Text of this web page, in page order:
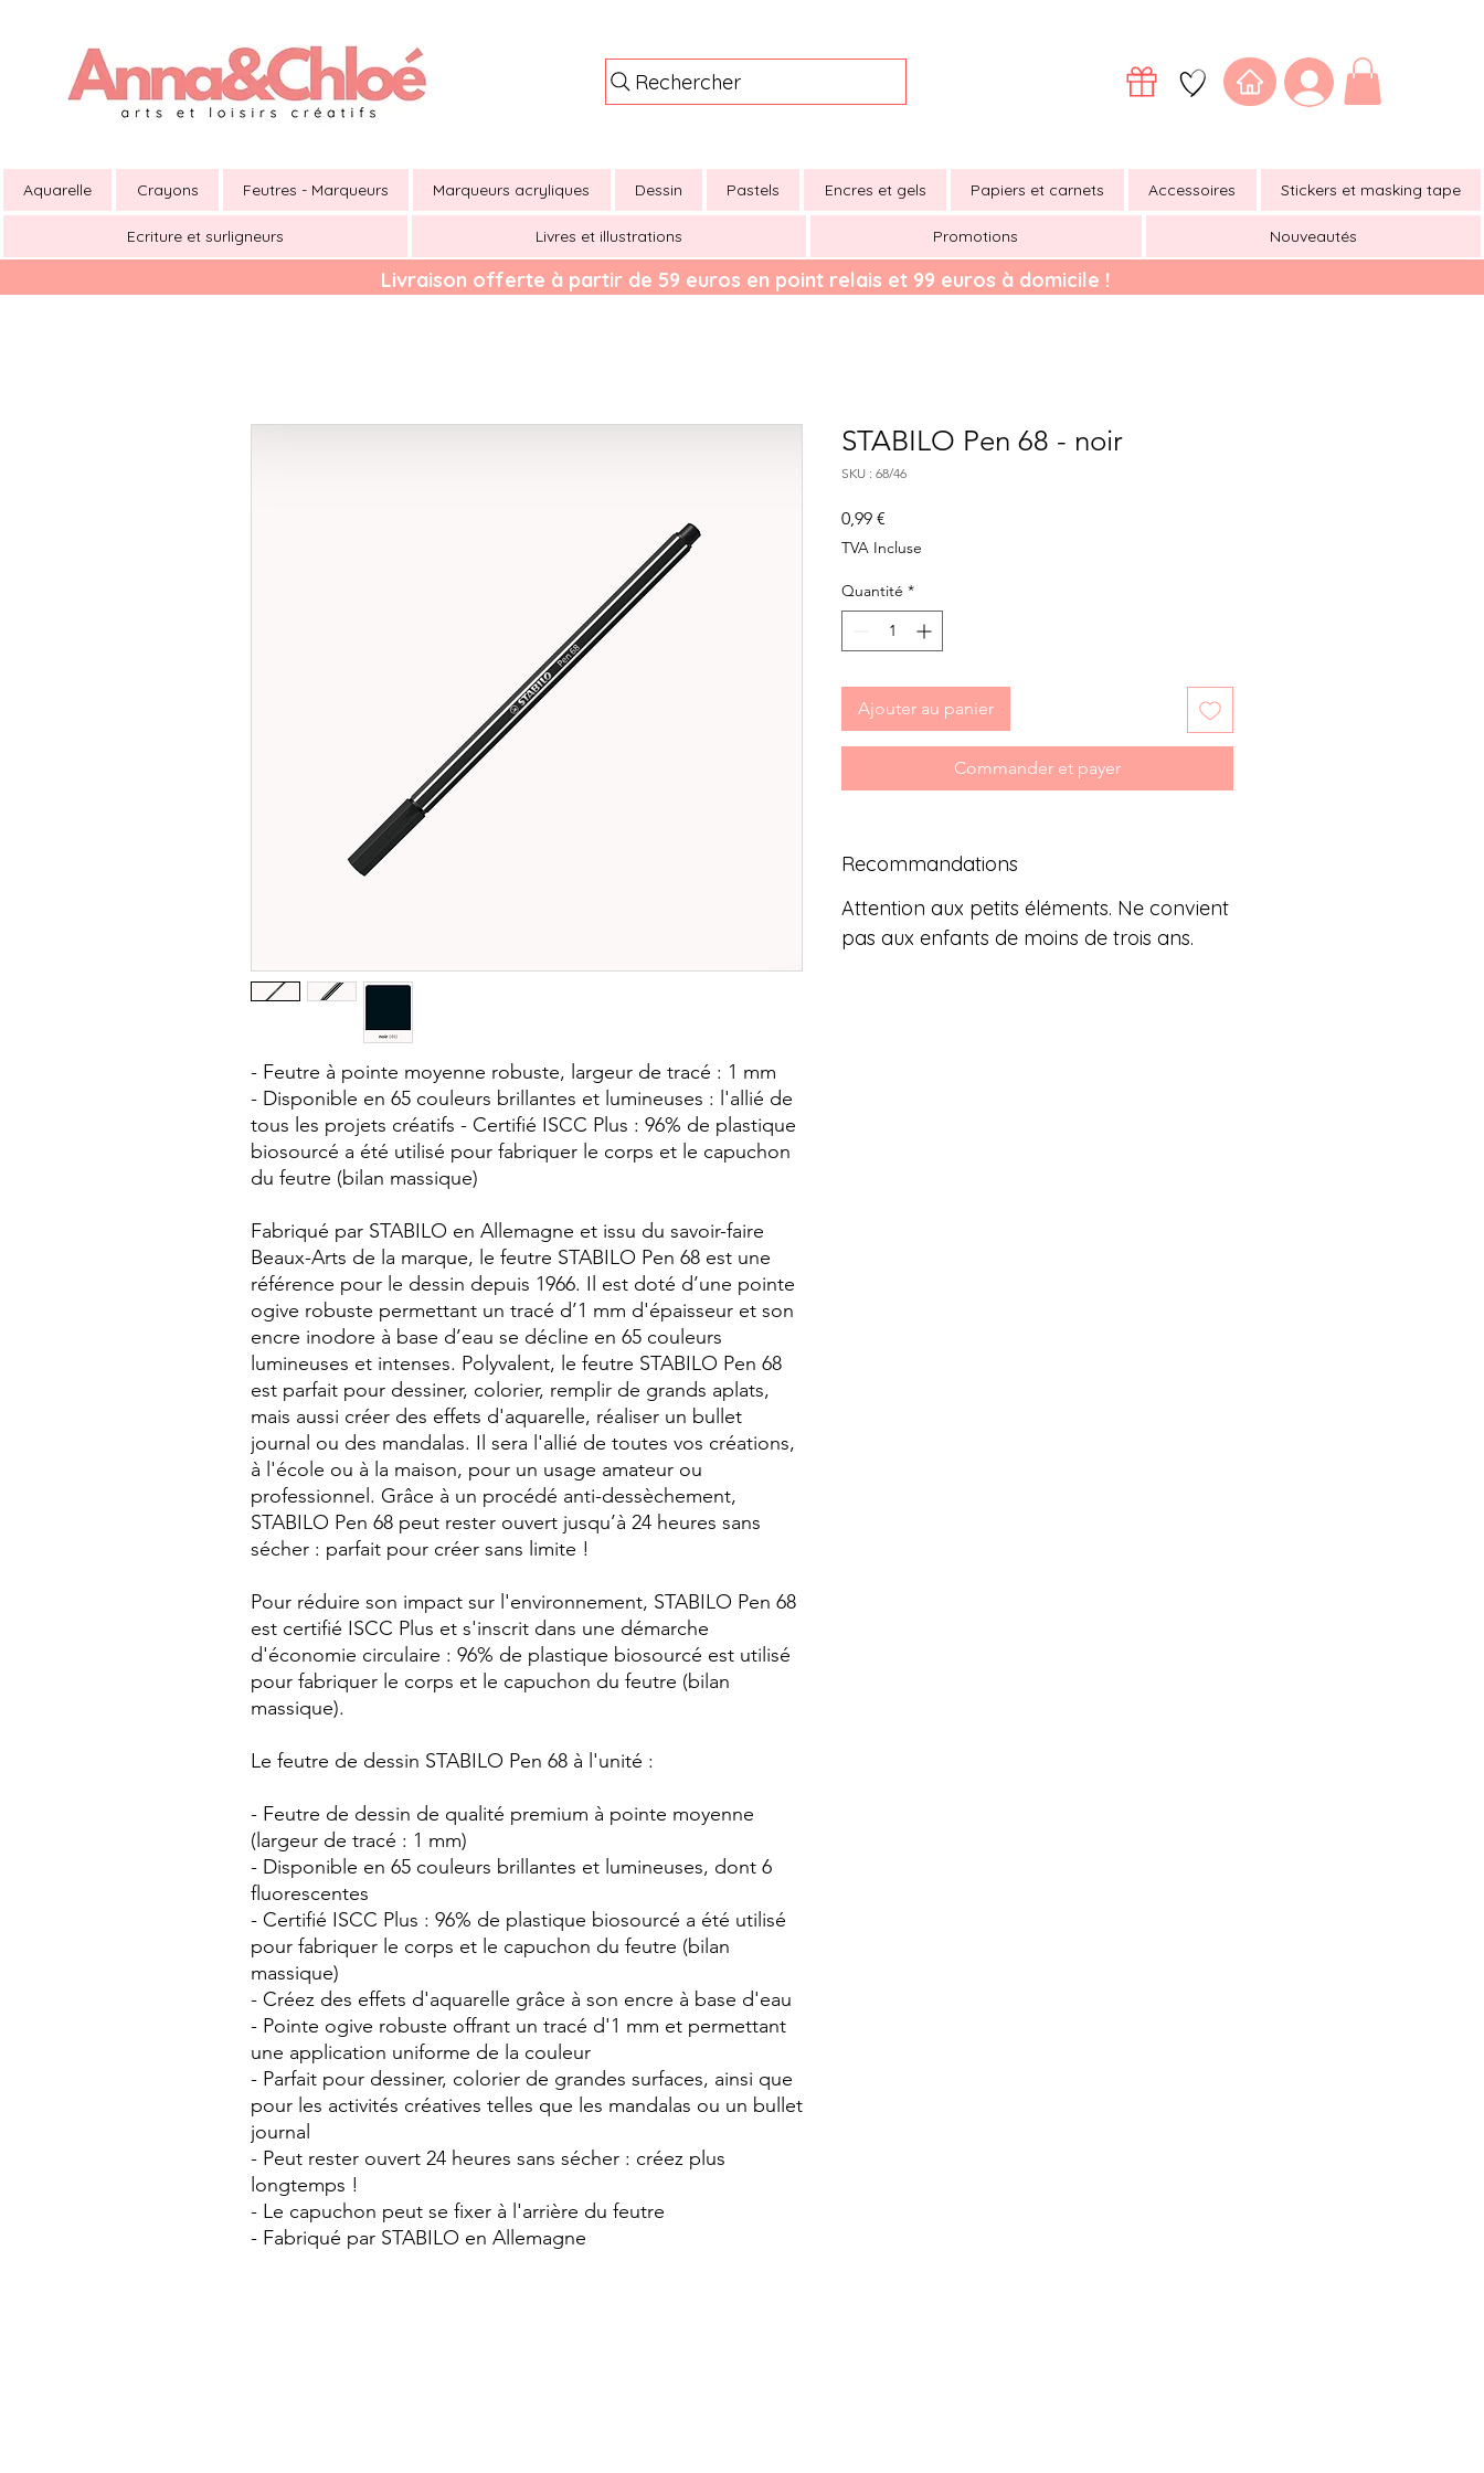
Rechercher
Aquarelle Crayons Feutres - Marqueurs Marqueurs acryliques Dessin Pastels Encres et gels Papiers et carnets Accessoires Stickers et masking tape
Ecriture et surligneurs Livres et illustrations Promotions Nouveautés
Livraison offerte à partir de 59 euros en point relais et 99 euros à domicile !
- Feutre à pointe moyenne robuste, largeur de tracé : 1 mm
- Disponible en 65 couleurs brillantes et lumineuses : l'allié de
tous les projets créatifs - Certifié ISCC Plus : 96% de plastique
biosourcé a été utilisé pour fabriquer le corps et le capuchon
du feutre (bilan massique)
Fabriqué par STABILO en Allemagne et issu du savoir-faire
Beaux-Arts de la marque, le feutre STABILO Pen 68 est une
référence pour le dessin depuis 1966. Il est doté d’une pointe
ogive robuste permettant un tracé d’1 mm d'épaisseur et son
encre inodore à base d’eau se décline en 65 couleurs
lumineuses et intenses. Polyvalent, le feutre STABILO Pen 68
est parfait pour dessiner, colorier, remplir de grands aplats,
mais aussi créer des effets d'aquarelle, réaliser un bullet
journal ou des mandalas. Il sera l'allié de toutes vos créations,
à l'école ou à la maison, pour un usage amateur ou
professionnel. Grâce à un procédé anti-dessèchement,
STABILO Pen 68 peut rester ouvert jusqu’à 24 heures sans
sécher : parfait pour créer sans limite !
Pour réduire son impact sur l'environnement, STABILO Pen 68
est certifié ISCC Plus et s'inscrit dans une démarche
d'économie circulaire : 96% de plastique biosourcé est utilisé
pour fabriquer le corps et le capuchon du feutre (bilan
massique).
Le feutre de dessin STABILO Pen 68 à l'unité :
- Feutre de dessin de qualité premium à pointe moyenne
(largeur de tracé : 1 mm)
- Disponible en 65 couleurs brillantes et lumineuses, dont 6
fluorescentes
- Certifié ISCC Plus : 96% de plastique biosourcé a été utilisé
pour fabriquer le corps et le capuchon du feutre (bilan
massique)
- Créez des effets d'aquarelle grâce à son encre à base d'eau
- Pointe ogive robuste offrant un tracé d'1 mm et permettant
une application uniforme de la couleur
- Parfait pour dessiner, colorier de grandes surfaces, ainsi que
pour les activités créatives telles que les mandalas ou un bullet
journal
- Peut rester ouvert 24 heures sans sécher : créez plus
longtemps !
- Le capuchon peut se fixer à l'arrière du feutre
- Fabriqué par STABILO en Allemagne
STABILO Pen 68 - noir
SKU : 68/46
0,99 €
TVA Incluse
Quantité *
Ajouter au panier
Commander et payer
Recommandations
Attention aux petits éléments. Ne convient
pas aux enfants de moins de trois ans.